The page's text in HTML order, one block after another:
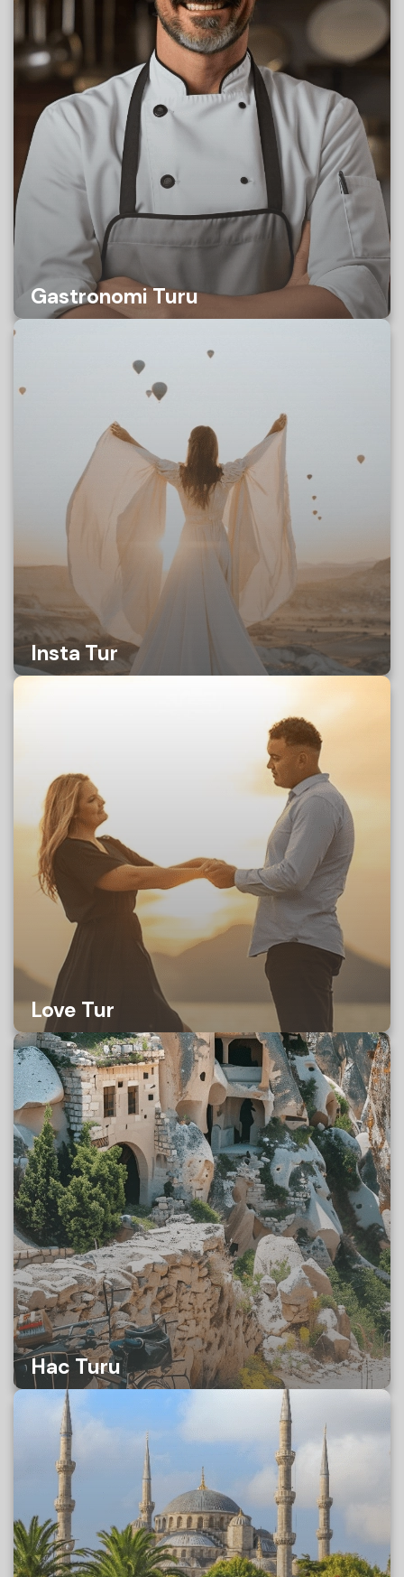
Gastronomi Turu
Insta Tur
Love Tur
Hac Turu
PAKETLER
PAKET OLUŞTUR
NEDEN LABIANCE
ŞİRKET İMGESİ
İLETİŞİM